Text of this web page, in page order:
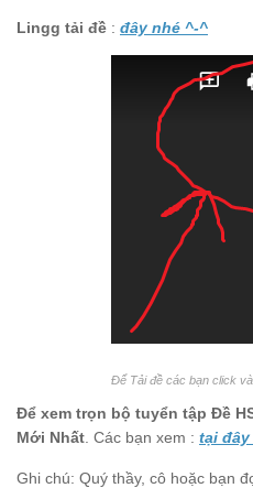
Lingg tải đề : đây nhé ^-^
Để Tải đề các bạn click
Để xem trọn bộ tuyển tập Đề
Mới Nhất. Các bạn xem : tại
Ghi chú: Quý thầy, cô hoặc bạn